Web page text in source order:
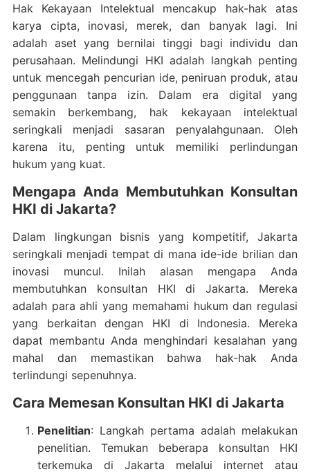
Hak Kekayaan Intelektual mencakup hak-hak atas
karya cipta, inovasi, merek, dan banyak lagi. Ini
adalah aset yang bernilai tinggi bagi individu dan
perusahaan. Melindungi HKI adalah langkah penting
untuk mencegah pencurian ide, peniruan produk, atau
penggunaan tanpa izin. Dalam era digital yang
semakin berkembang, hak kekayaan intelektual
seringkali menjadi sasaran penyalahgunaan. Oleh
karena itu, penting untuk memiliki perlindungan
hukum yang kuat.
Mengapa Anda Membutuhkan Konsultan
HKI di Jakarta?
Dalam lingkungan bisnis yang kompetitif, Jakarta
seringkali menjadi tempat di mana ide-ide brilian dan
inovasi muncul. Inilah alasan mengapa Anda
membutuhkan konsultan HKI di Jakarta. Mereka
adalah para ahli yang memahami hukum dan regulasi
yang berkaitan dengan HKI di Indonesia. Mereka
dapat membantu Anda menghindari kesalahan yang
mahal dan memastikan bahwa hak-hak Anda
terlindungi sepenuhnya.
Cara Memesan Konsultan HKI di Jakarta
Penelitian: Langkah pertama adalah melakukan
penelitian. Temukan beberapa konsultan HKI
terkemuka di Jakarta melalui internet atau